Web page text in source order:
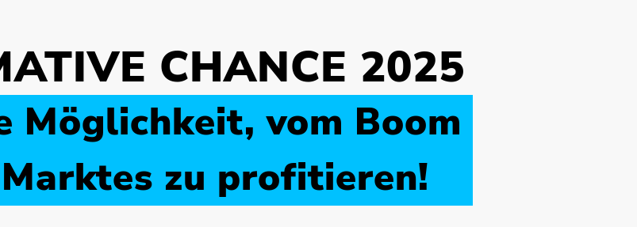
CHANCE 2025
Möglichkeit, vom Boom
zu profitieren!